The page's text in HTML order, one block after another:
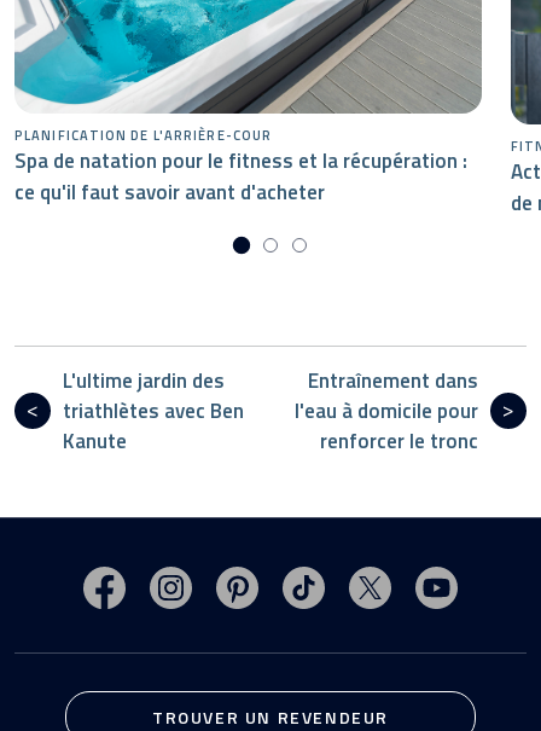
PLANIFICATION DE L'ARRIÈRE-COUR
Spa de natation pour le fitness et la récupération :
ce qu'il faut savoir avant d'acheter
de
L'ultime jardin des
triathlètes avec Ben
Kanute
Entraînement dans
l'eau à domicile pour
renforcer le tronc
Rendez-vous sur la page Facebook de
Rendez-vous sur le compte Instagram
Rendez-vous sur le compte
Rendez-vous sur TikTok
Rendez-vous sur
Rendez-
TROUVER UN REVENDEUR